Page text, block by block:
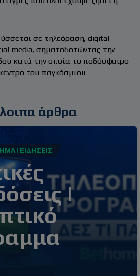
σε τηλεόραση, digital
media, σηματοδοτώντας την
κατά την οποία το ποδόσφαιρο
του παγκόσμιου
άρθρα
| ΕΙΔΉΣΕΙΣ
|